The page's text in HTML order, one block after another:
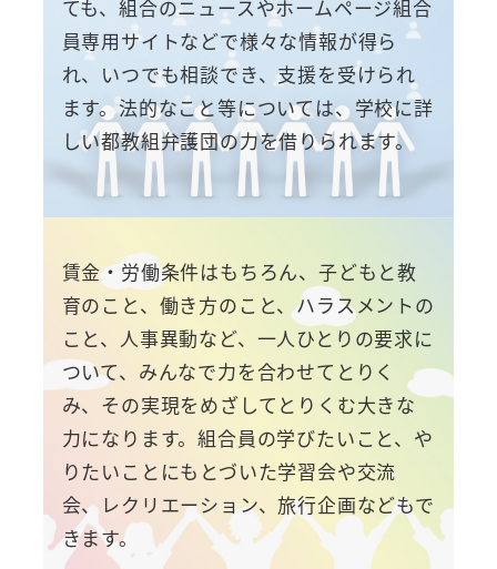
ても、組合のニュースやホームページ組合
員専用サイトなどで様々な情報が得ら
れ、いつでも相談でき、支援を受けられ
ます。法的なこと等については、学校に詳
しい都教組弁護団の力を借りられます。
賃金・労働条件はもちろん、子どもと教
育のこと、働き方のこと、ハラスメントの
こと、人事異動など、一人ひとりの要求に
ついて、みんなで力を合わせてとりく
み、その実現をめざしてとりくむ大きな
力になります。組合員の学びたいこと、や
りたいことにもとづいた学習会や交流
会、レクリエーション、旅行企画などもで
きます。